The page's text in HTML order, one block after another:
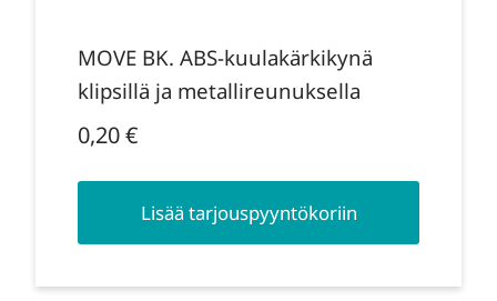
MOVE BK. ABS-kuulakärkikynä
klipsillä ja metallireunuksella
0,20€
Lisää tarjouspyyntökoriin